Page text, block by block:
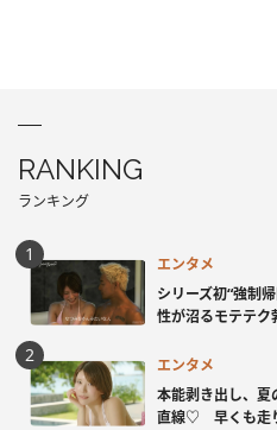
RANKING
ランキング
エンタメ
シリーズ初“強制
性が沼るモテテク
エンタメ
本能剥き出し、
直線♡ 早くも走